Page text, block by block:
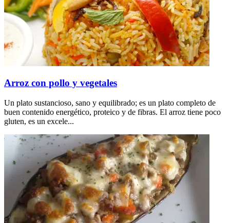
Arroz con pollo y vegetales
Un plato sustancioso, sano y equilibrado; es un plato completo de
buen contenido energético, proteico y de fibras. El arroz tiene poco
gluten, es un excele...